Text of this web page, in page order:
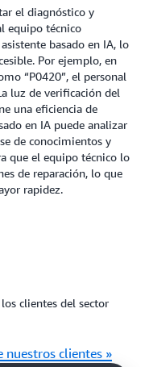
el diagnóstico y
equipo técnico
basado en IA, lo
Por ejemplo, en
“P0420”, el personal
luz de verificación del
una eficiencia de
en IA puede analizar
de conocimientos y
que el equipo técnico lo
de reparación, lo que
rapidez.
clientes del sector
nuestros clientes »